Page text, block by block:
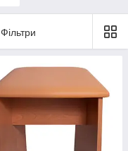
Фільтри